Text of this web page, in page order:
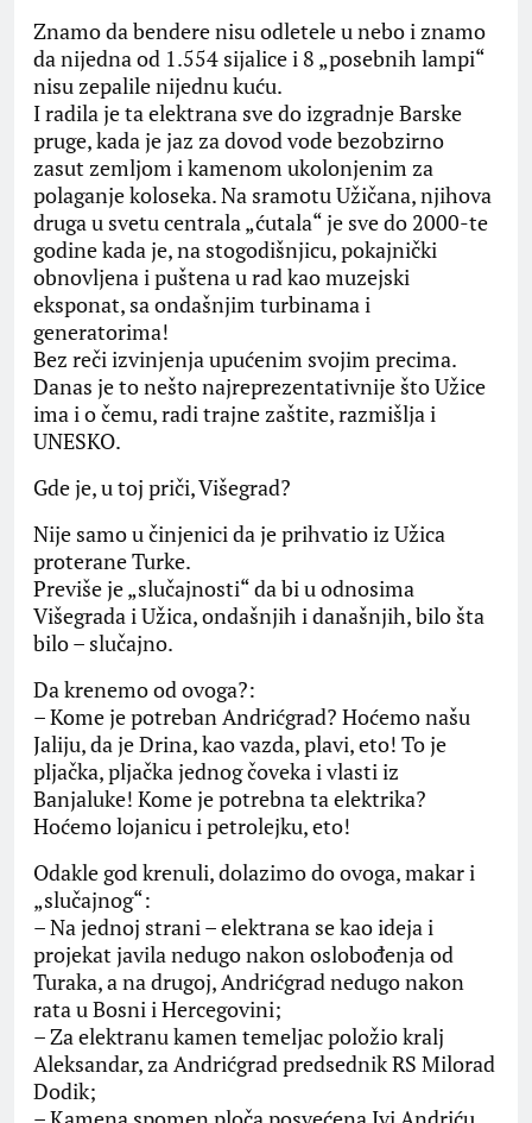
Znamo da bendere nisu odletele u nebo i znamo
da nijedna od 1.554 sijalice i 8 „posebnih lampi“
nisu zepalile nijednu kuću.
I radila je ta elektrana sve do izgradnje Barske
pruge, kada je jaz za dovod vode bezobzirno
zasut zemljom i kamenom ukolonjenim za
polaganje koloseka. Na sramotu Užičana, njihova
druga u svetu centrala „ćutala“ je sve do 2000-te
godine kada je, na stogodišnjicu, pokajnički
obnovljena i puštena u rad kao muzejski
eksponat, sa ondašnjim turbinama i
generatorima!
Bez reči izvinjenja upućenim svojim precima.
Danas je to nešto najreprezentativnije što Užice
ima i o čemu, radi trajne zaštite, razmišlja i
UNESKO.
Gde je, u toj priči, Višegrad?
Nije samo u činjenici da je prihvatio iz Užica
proterane Turke.
Previše je „slučajnosti“ da bi u odnosima
Višegrada i Užica, ondašnjih i današnjih, bilo šta
bilo – slučajno.
Da krenemo od ovoga?:
– Kome je potreban Andrićgrad? Hoćemo našu
Jaliju, da je Drina, kao vazda, plavi, eto! To je
pljačka, pljačka jednog čoveka i vlasti iz
Banjaluke! Kome je potrebna ta elektrika?
Hoćemo lojanicu i petrolejku, eto!
Odakle god krenuli, dolazimo do ovoga, makar i
„slučajnog“:
– Na jednoj strani – elektrana se kao ideja i
projekat javila nedugo nakon oslobođenja od
Turaka, a na drugoj, Andrićgrad nedugo nakon
rata u Bosni i Hercegovini;
– Za elektranu kamen temeljac položio kralj
Aleksandar, za Andrićgrad predsednik RS Milorad
Dodik;